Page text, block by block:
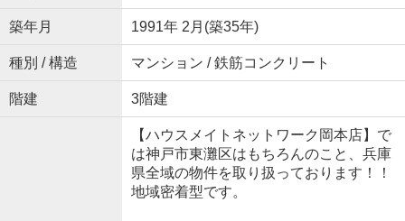
築年月 1991年 2月(築35年)
種別 / 構造 マンション / 鉄筋コンクリート
階建 3階建
【ハウスメイトネットワーク岡本店】で
は神戸市東灘区はもちろんのこと、兵庫
県全域の物件を取り扱っております！！
地域密着型です。